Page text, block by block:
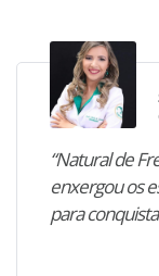
“Natural de
enxergou os
para